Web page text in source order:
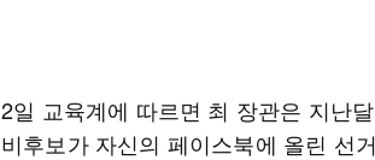
2일 교육계에 따르면 최 장관은 지난
비후보가 자신의 페이스북에 올린 선